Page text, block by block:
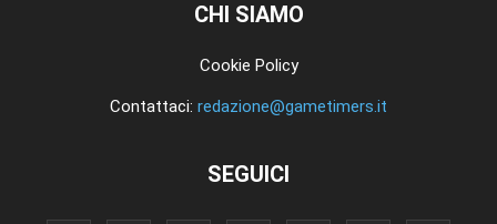
CHI SIAMO
Cookie Policy
Contattaci: redazione@gametimers.it
SEGUICI